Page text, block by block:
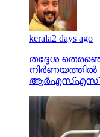
kerala2 days ago
തദ്ദേശ
നിര്‍ണയത്തില്‍
ആര്‍എസ്എസ്